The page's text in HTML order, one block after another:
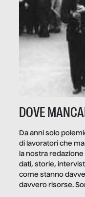
DOVE
Da anni solo
di lavoratori che
la nostra
dati, storie,
come stanno
davvero risorse.